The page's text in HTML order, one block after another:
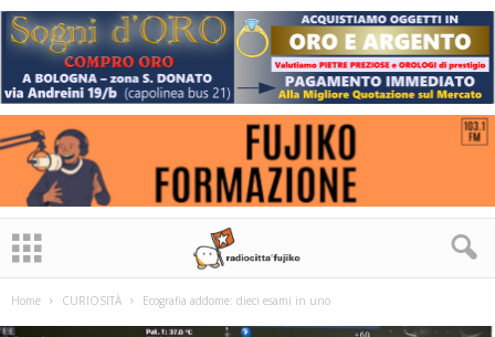
Home CURIOSITÀ Ecografia addome: dieci esami in uno